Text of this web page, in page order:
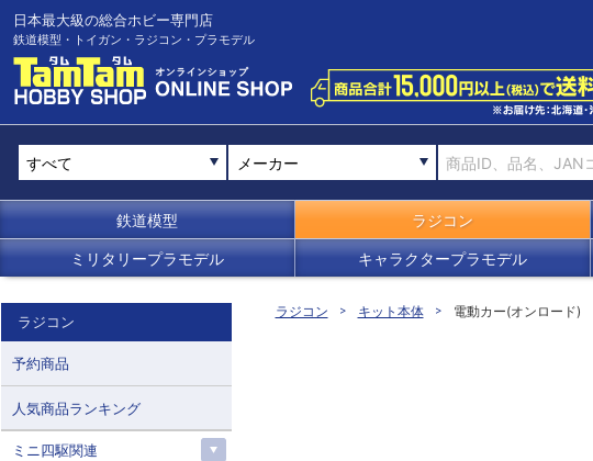
日本最大級の総合ホビー専門店
鉄道模型・トイガン・ラジコン・プラモデル
メーカー
鉄道模型 ラジコン
ミリタリープラモデル キャラクタープラモデル
ラジコン キット本体 電動カー(オンロード)
ラジコン
予約商品
人気商品ランキング
ミニ四駆関連